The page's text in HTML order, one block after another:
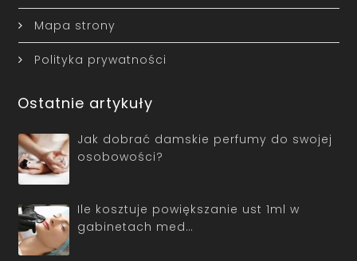
Mapa strony
Polityka prywatności
Ostatnie artykuły
Jak dobrać damskie perfumy do swojej
osobowości?
Ile kosztuje powiększanie ust 1ml w
gabinetach med…